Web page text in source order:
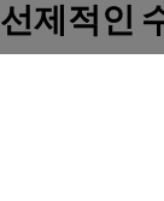
선제적인